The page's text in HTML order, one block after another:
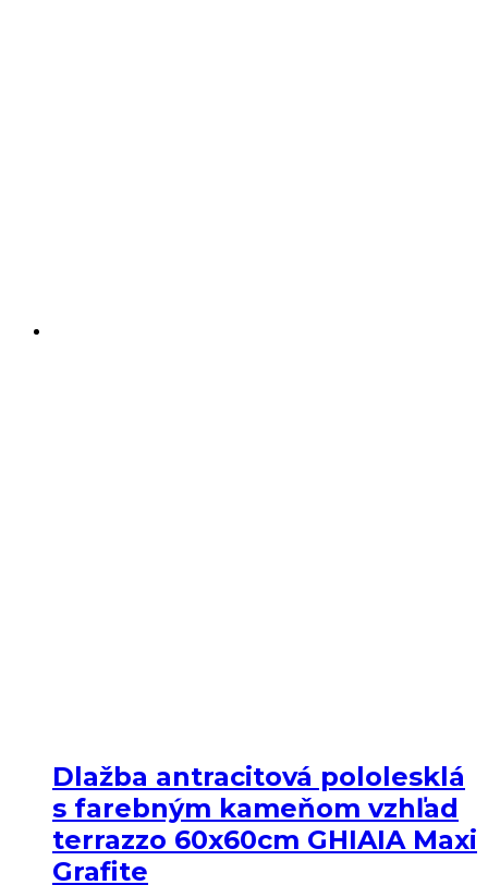
Dlažba antracitová pololesklá
s farebným kameňom vzhľad
terrazzo 60x60cm GHIAIA Maxi
Grafite